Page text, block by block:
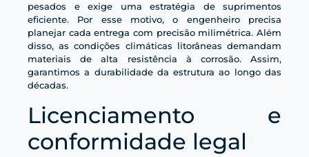
pesados e exige uma estratégia de suprimentos
eficiente. Por esse motivo, o engenheiro precisa
planejar cada entrega com precisão milimétrica. Além
disso, as condições climáticas litorâneas demandam
materiais de alta resistência à corrosão. Assim,
garantimos a durabilidade da estrutura ao longo das
décadas.
Licenciamento e
conformidade legal